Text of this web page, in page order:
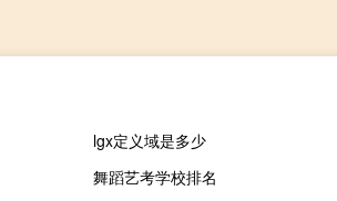
lgx定义域是多少
舞蹈艺考学校排名